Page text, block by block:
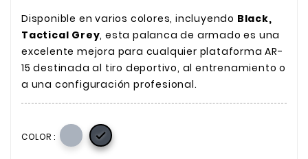
Disponible en varios colores, incluyendo Black,
Tactical Grey, esta palanca de armado es una
excelente mejora para cualquier plataforma AR-
15 destinada al tiro deportivo, al entrenamiento o
a una configuración profesional.
COLOR : 